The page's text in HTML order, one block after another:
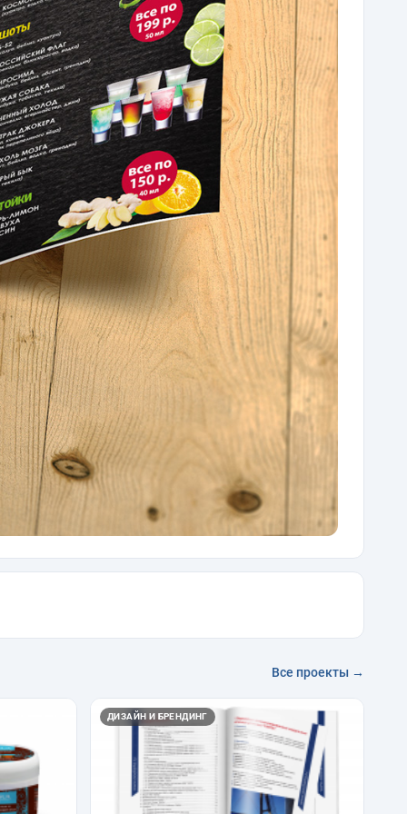
Все проекты →
ДИЗАЙН И БРЕНДИНГ